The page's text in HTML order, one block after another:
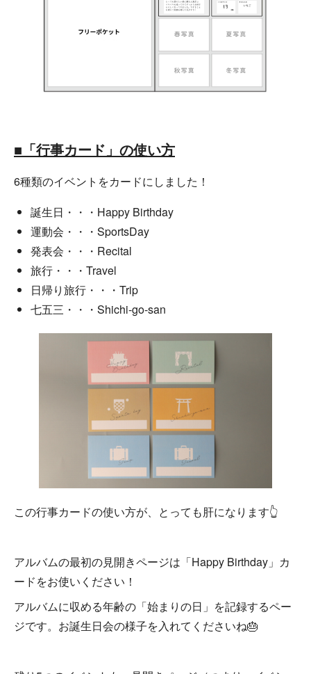
■「行事カード」の使い方
6種類のイベントをカードにしました！
誕生日・・・Happy Birthday
運動会・・・SportsDay
発表会・・・Recital
旅行・・・Travel
日帰り旅行・・・Trip
七五三・・・Shichi-go-san
この行事カードの使い方が、とっても肝になります👆
アルバムの最初の見開きページは「Happy Birthday」カ
ードをお使いください！
アルバムに収める年齢の「始まりの日」を記録するペー
ジです。お誕生日会の様子を入れてくださいね🎂